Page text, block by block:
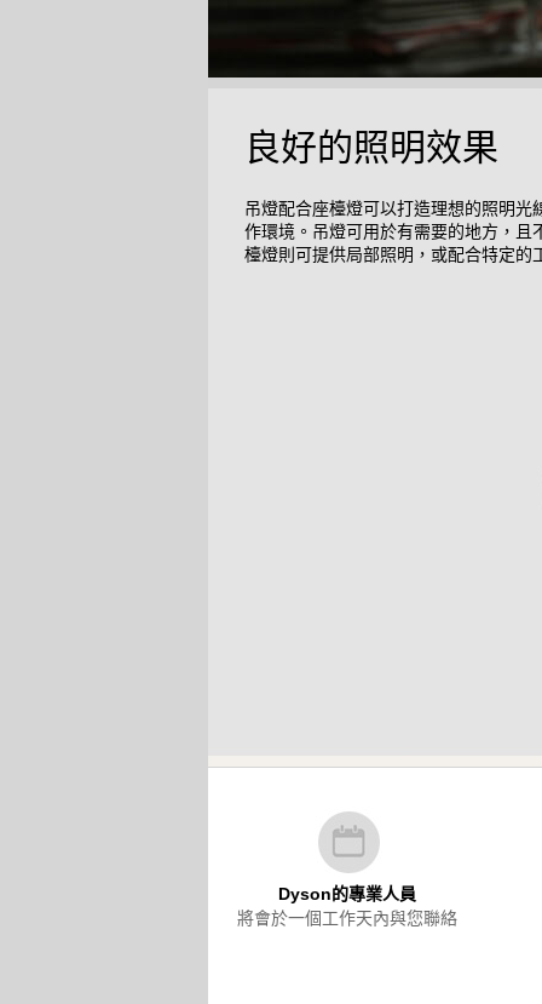
良好的照明效果
吊燈配合座檯燈可以打造理想的照明光
作環境。吊燈可用於有需要的地方，且
檯燈則可提供局部照明，或配合特定的
Dyson的專業人員
將會於一個工作天內與您聯絡